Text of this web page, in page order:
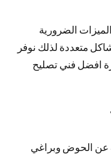
الضرورية
متعددة لذلك نوفر
افضل فني تصليح
عن الحوض وبراغي